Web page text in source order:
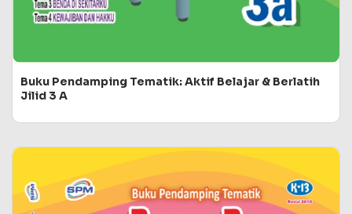
Buku Pendamping Tematik: Aktif Belajar & Berlatih
Jilid 3 A